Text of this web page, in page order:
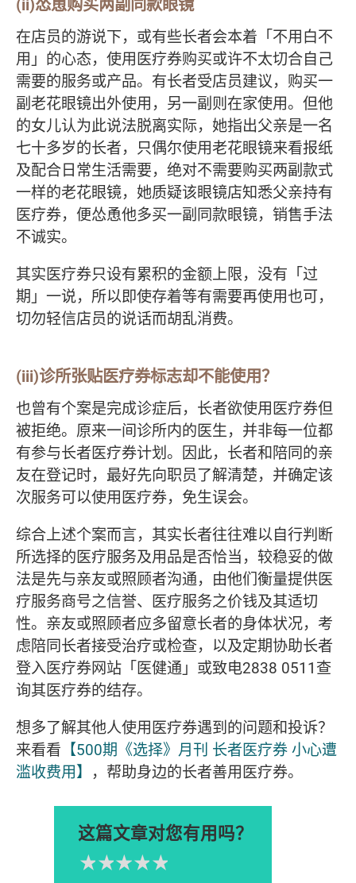
(ii)怂恿购买两副同款眼镜
在店员的游说下，或有些长者会本着「不用白不
用」的心态，使用医疗券购买或许不太切合自己
需要的服务或产品。有长者受店员建议，购买一
副老花眼镜出外使用，另一副则在家使用。但他
的女儿认为此说法脱离实际，她指出父亲是一名
七十多岁的长者，只偶尔使用老花眼镜来看报纸
及配合日常生活需要，绝对不需要购买两副款式
一样的老花眼镜，她质疑该眼镜店知悉父亲持有
医疗券，便怂恿他多买一副同款眼镜，销售手法
不诚实。
其实医疗券只设有累积的金额上限，没有「过
期」一说，所以即使存着等有需要再使用也可，
切勿轻信店员的说话而胡乱消费。
(iii)诊所张贴医疗券标志却不能使用？
也曾有个案是完成诊症后，长者欲使用医疗券但
被拒绝。原来一间诊所内的医生，并非每一位都
有参与长者医疗券计划。因此，长者和陪同的亲
友在登记时，最好先向职员了解清楚，并确定该
次服务可以使用医疗券，免生误会。
综合上述个案而言，其实长者往往难以自行判断
所选择的医疗服务及用品是否恰当，较稳妥的做
法是先与亲友或照顾者沟通，由他们衡量提供医
疗服务商号之信誉、医疗服务之价钱及其适切
性。亲友或照顾者应多留意长者的身体状况，考
虑陪同长者接受治疗或检查，以及定期协助长者
登入医疗券网站「医健通」或致电2838 0511查
询其医疗券的结存。
想多了解其他人使用医疗券遇到的问题和投诉？
来看看 【500期《选择》月刊 长者医疗券 小心遭
滥收费用】
，帮助身边的长者善用医疗券。
这篇文章对您有用吗？
Please rate
4星
3星
2星
1星